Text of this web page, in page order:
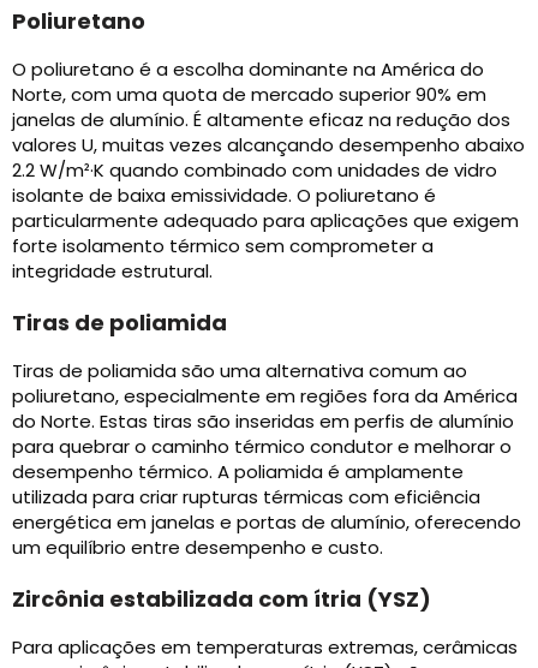
Poliuretano
O poliuretano é a escolha dominante na América do
Norte, com uma quota de mercado superior 90% em
janelas de alumínio. É altamente eficaz na redução dos
valores U, muitas vezes alcançando desempenho abaixo
2.2 W/m²·K quando combinado com unidades de vidro
isolante de baixa emissividade. O poliuretano é
particularmente adequado para aplicações que exigem
forte isolamento térmico sem comprometer a
integridade estrutural.
Tiras de poliamida
Tiras de poliamida são uma alternativa comum ao
poliuretano, especialmente em regiões fora da América
do Norte. Estas tiras são inseridas em perfis de alumínio
para quebrar o caminho térmico condutor e melhorar o
desempenho térmico. A poliamida é amplamente
utilizada para criar rupturas térmicas com eficiência
energética em janelas e portas de alumínio, oferecendo
um equilíbrio entre desempenho e custo.
Zircônia estabilizada com ítria (YSZ)
Para aplicações em temperaturas extremas, cerâmicas